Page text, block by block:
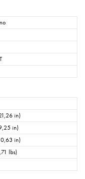
in)
in)
in)
lbs)